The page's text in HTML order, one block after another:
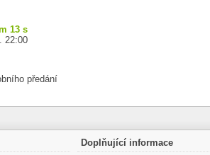
12 s
22:00
předání
Doplňující informace